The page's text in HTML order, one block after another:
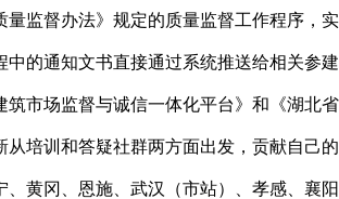
监督办法》规定的质量监督工作程序
的通知文书直接通过系统推送给相关
市场监督与诚信一体化平台》和《湖
培训和答疑社群两方面出发，贡献自己
黄冈、恩施、武汉（市站）、孝感、